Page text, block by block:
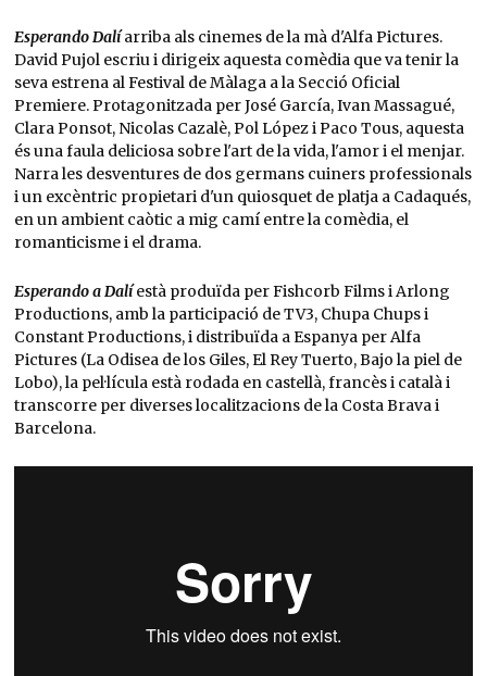
Esperando Dalíarriba als cinemes de la mà d'Alfa Pictures.
David Pujol escriu i dirigeix aquesta comèdia que va tenir la
seva estrena al Festival de Màlaga a la Secció Oficial
Premiere. Protagonitzada per José García, Ivan Massagué,
Clara Ponsot, Nicolas Cazalè, Pol López i Paco Tous, aquesta
és una faula deliciosa sobre l'art de la vida, l'amor i el menjar.
Narra les desventures de dos germans cuiners professionals
i un excèntric propietari d'un quiosquet de platja a Cadaqués,
en un ambient caòtic a mig camí entre la comèdia, el
romanticisme i el drama.
Esperando a Dalíestà produïda per Fishcorb Films i Arlong
Productions, amb la participació de TV3, Chupa Chups i
Constant Productions, i distribuïda a Espanya per Alfa
Pictures (La Odisea de los Giles, El Rey Tuerto, Bajo la piel de
Lobo), la pel·lícula està rodada en castellà, francès i català i
transcorre per diverses localitzacions de la Costa Brava i
Barcelona.